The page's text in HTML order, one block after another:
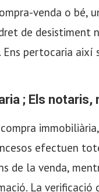
venda o bé,
de desistiment
pertocaria així
; Els
efectuen
de la venda,
La